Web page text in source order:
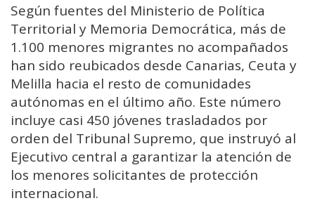
Según fuentes del Ministerio de Política
Territorial y Memoria Democrática, más de
1.100 menores migrantes no acompañados
han sido reubicados desde Canarias, Ceuta y
Melilla hacia el resto de comunidades
autónomas en el último año. Este número
incluye casi 450 jóvenes trasladados por
orden del Tribunal Supremo, que instruyó al
Ejecutivo central a garantizar la atención de
los menores solicitantes de protección
internacional.